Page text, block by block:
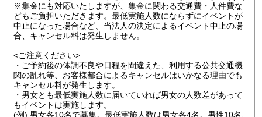
※集金にも対応いたしますが、集金に関わる交通費・人件費な
どもご負担いただきます。最低実施人数にならずにイベントが
中止になった場合など、当法人の決定によるイベント中止の場
合、キャンセル料は発生しません。
<ご注意ください>
・ご予約後の体調不良や日程を間違えた、利用する公共交通機
関の乱れ等、お客様都合によるキャンセルはいかなる理由でも
キャンセル料が発生します。
・男女とも最低実施人数に届いていれば男女の人数差があって
もイベントは実施します。
(例):男女各10名で募集。最低実施人数は男女各4名。男性10名、